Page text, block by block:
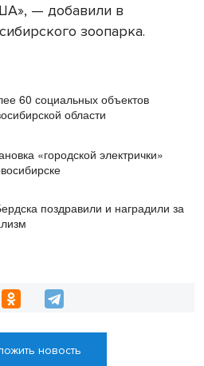
— добавили в
зоопарка.
60 социальных объектов
области
«городской электрички»
поздравили и наградили за
новость